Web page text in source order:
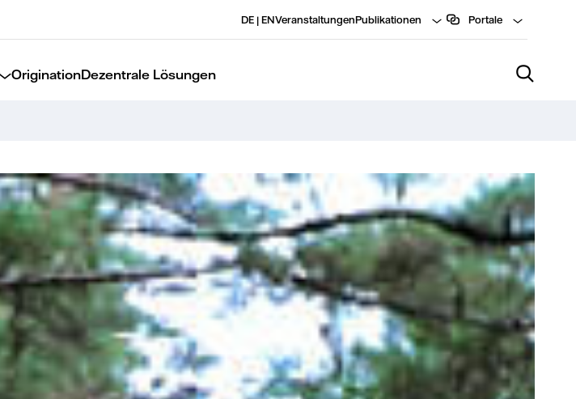
OriginationDezentrale Lösungen
Portale
Publikationen
Veranstaltungen
DE | EN